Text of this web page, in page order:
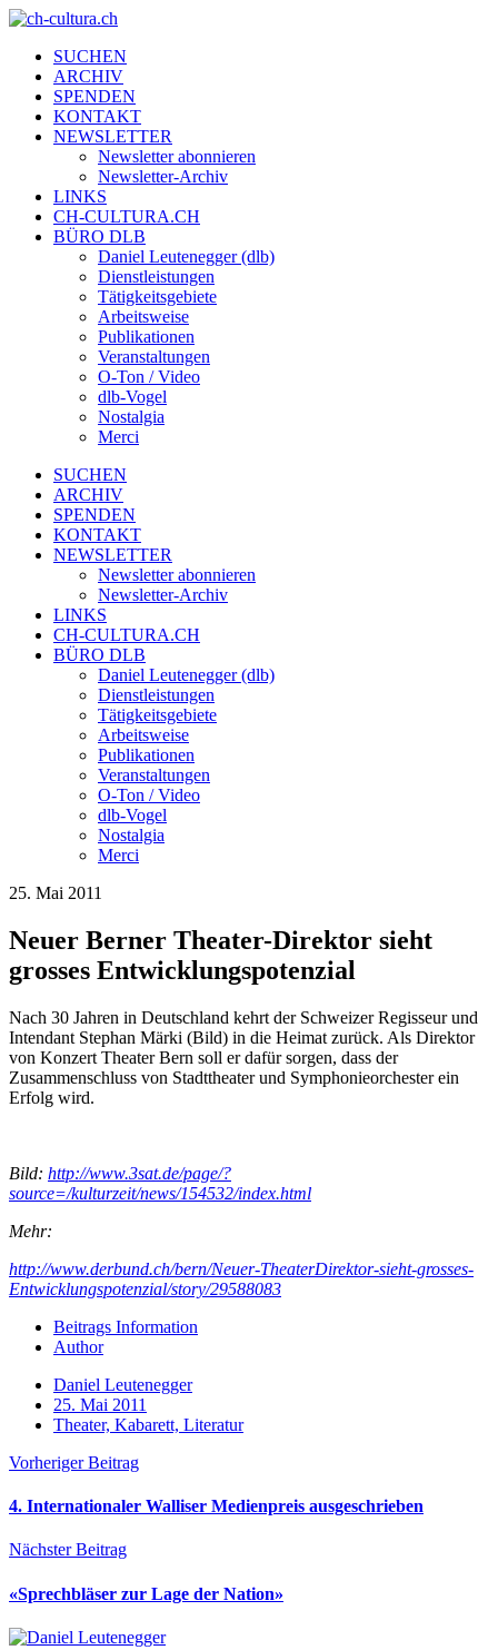
SUCHEN
ARCHIV
SPENDEN
KONTAKT
NEWSLETTER
Newsletter abonnieren
Newsletter-Archiv
LINKS
CH-CULTURA.CH
BÜRO DLB
Daniel Leutenegger (dlb)
Dienstleistungen
Tätigkeitsgebiete
Arbeitsweise
Publikationen
Veranstaltungen
O-Ton / Video
dlb-Vogel
Nostalgia
Merci
SUCHEN
ARCHIV
SPENDEN
KONTAKT
NEWSLETTER
Newsletter abonnieren
Newsletter-Archiv
LINKS
CH-CULTURA.CH
BÜRO DLB
Daniel Leutenegger (dlb)
Dienstleistungen
Tätigkeitsgebiete
Arbeitsweise
Publikationen
Veranstaltungen
O-Ton / Video
dlb-Vogel
Nostalgia
Merci
25. Mai 2011
Neuer Berner Theater-Direktor sieht
grosses Entwicklungspotenzial
Nach 30 Jahren in Deutschland kehrt der Schweizer Regisseur und
Intendant Stephan Märki (Bild) in die Heimat zurück. Als Direktor
von Konzert Theater Bern soll er dafür sorgen, dass der
Zusammenschluss von Stadttheater und Symphonieorchester ein
Erfolg wird.
Bild: http://www.3sat.de/page/?
source=/kulturzeit/news/154532/index.html
Mehr:
http://www.derbund.ch/bern/Neuer-TheaterDirektor-sieht-grosses-
Entwicklungspotenzial/story/29588083
Beitrags Information
Author
Daniel Leutenegger
25. Mai 2011
Theater, Kabarett, Literatur
Vorheriger Beitrag
4. Internationaler Walliser Medienpreis ausgeschrieben
Nächster Beitrag
«Sprechbläser zur Lage der Nation»